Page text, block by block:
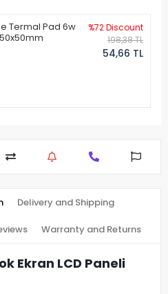
Termal Pad 6w
%72 Discount
198,38 TL
54,66 TL
Delivery and Shipping
Warranty and Returns
Ekran LCD Paneli